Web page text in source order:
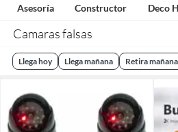
Asesoría Constructor Deco
Camaras falsas
Llega hoy Llega mañana Retira mañana